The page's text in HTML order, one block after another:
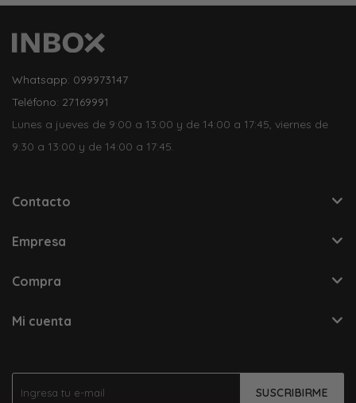
SUSCRIBIRME
Whatsapp: 099973147
Teléfono: 27169991
Lunes a jueves de 9:00 a 13:00 y de 14:00 a 17:45, viernes de
9:30 a 13:00 y de 14:00 a 17:45.
Contacto
Empresa
Compra
Mi cuenta